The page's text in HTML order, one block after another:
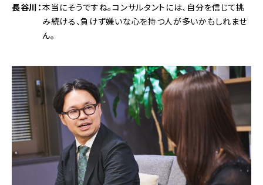
長谷川 本当にそうですね。コンサルタントには、自分を信じて挑
み続ける、負けず嫌いな心を持つ人が多いかもしれませ
ん。